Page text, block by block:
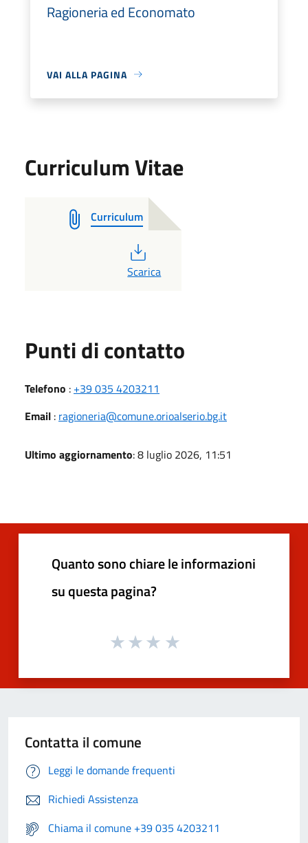
Ragioneria ed Economato
VAI ALLA PAGINA
Curriculum Vitae
Curriculum
PDF
Scarica
Punti di contatto
Telefono : +39 035 4203211
Email : ragioneria@comune.orioalserio.bg.it
Ultimo aggiornamento: 8 luglio 2026, 11:51
Quanto sono chiare le informazioni
su questa pagina?
Contatta il comune
Leggi le domande frequenti
Richiedi Assistenza
Chiama il comune +39 035 4203211